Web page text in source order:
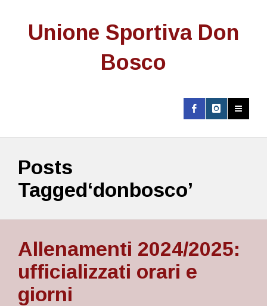
Unione Sportiva Don
Bosco
Posts
Tagged‘donbosco’
Allenamenti 2024/2025:
ufficializzati orari e
giorni